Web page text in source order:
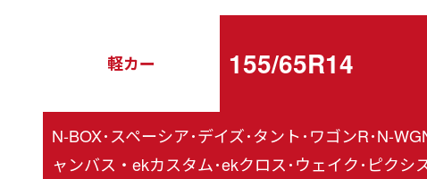
軽カー 155/65R14
N-BOX･スペーシア･デイズ･タント･ワゴンR･N-
ャンバス・ekカスタム･ekクロス･ウェイク･ピクシ